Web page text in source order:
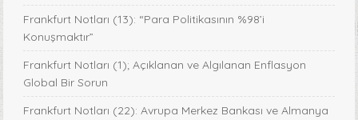
Frankfurt Notları (13): “Para Politikasının %98’i
Konuşmaktır”
Frankfurt Notları (1); Açıklanan ve Algılanan Enflasyon
Global Bir Sorun
Frankfurt Notları (22): Avrupa Merkez Bankası ve Almanya